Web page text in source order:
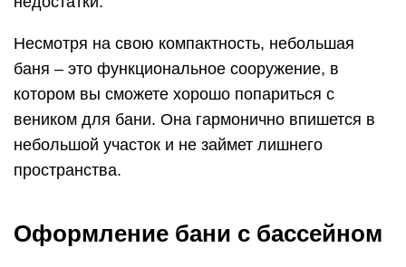
Несмотря на свою компактность, небольшая
баня – это функциональное сооружение, в
котором вы сможете хорошо попариться с
веником для бани. Она гармонично впишется в
небольшой участок и не займет лишнего
пространства.
Оформление бани с бассейном